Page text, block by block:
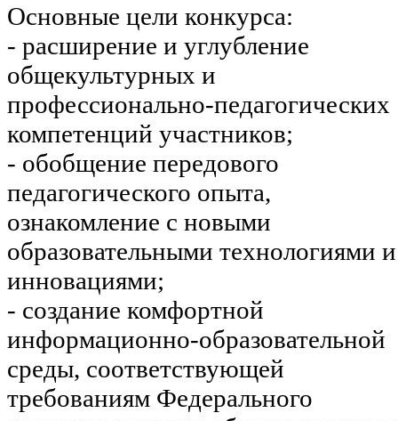
Основные цели конкурса:
- расширение и углубление
общекультурных и
профессионально-педагогических
компетенций участников;
- обобщение передового
педагогического опыта,
ознакомление с новыми
образовательными технологиями и
инновациями;
- создание комфортной
информационно-образовательной
среды, соответствующей
требованиям Федерального